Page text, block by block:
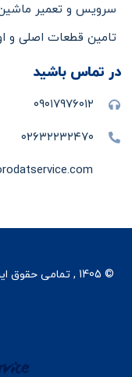
سرویس و تعمیر
تامین قطعات اصلی و
در تماس باشید
۰۹۰۱۷۹۷۶۰۱۲
۰۲۶۳۲۲۳۲۴۷۰
© 1405 , تمامی